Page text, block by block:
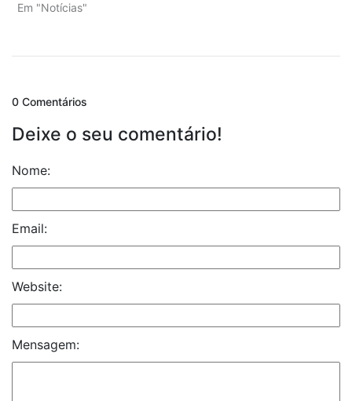
Em "Notícias"
0 Comentários
Deixe o seu comentário!
Nome:
Email:
Website:
Mensagem: